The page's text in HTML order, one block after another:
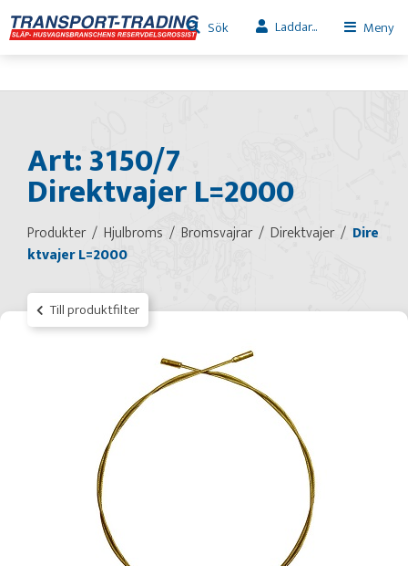
Sök Laddar... Meny
Art: 3150/7
Direktvajer L=2000
Produkter Hjulbroms Bromsvajrar Direktvajer
Dire
ktvajer L=2000
Till produktfilter